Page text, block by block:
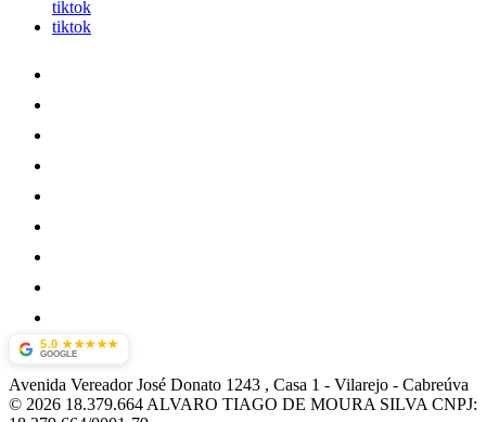
5.0 ★★★★★
GOOGLE
tiktok
tiktok
Avenida Vereador José Donato 1243 , Casa 1 - Vilarejo - Cabreúva
© 2026 18.379.664 ALVARO TIAGO DE MOURA SILVA CNPJ: